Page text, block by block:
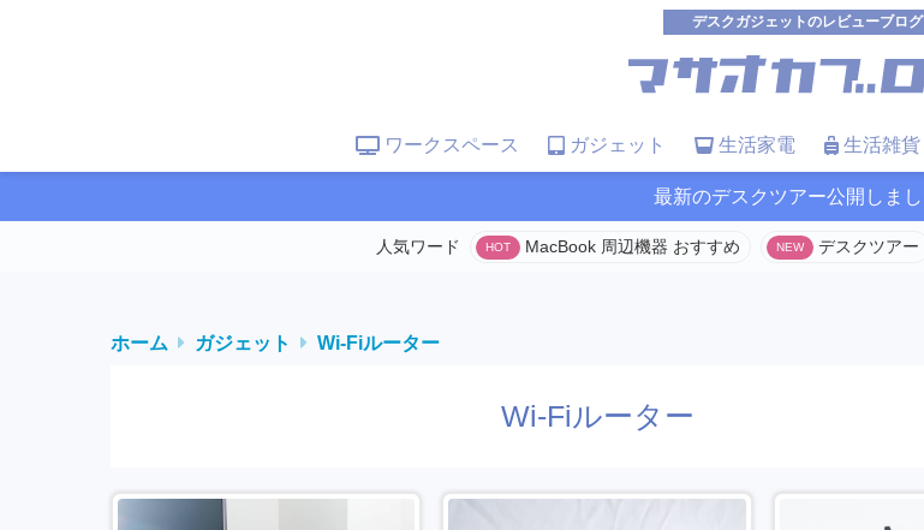
デスクガジェットのレビューブログ
ワークスペース ガジェット 生活家電 生活雑貨
最新のデスクツアー公開しまし
MacBook 周辺機器 おすすめ デスクツアー
ホーム ガジェット Wi-Fiルーター
Wi-Fiルーター